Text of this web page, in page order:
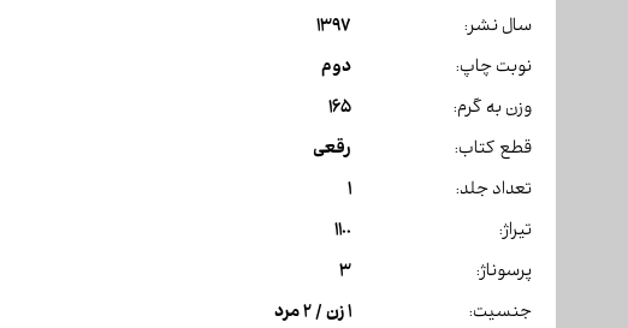
سال نشر: 1397
نوبت چاپ: دوم
وزن به گرم: 165
قطع کتاب: رقعی
تعداد جلد: 1
تیراژ: 1100
پرسوناژ: 3
جنسیت: 1 زن / 2 مرد